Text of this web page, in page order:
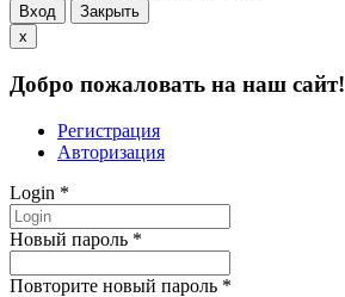
Вход
Закрыть
x
Добро пожаловать на наш сайт!
Регистрация
Авторизация
Login *
Новый пароль *
Повторите новый пароль *